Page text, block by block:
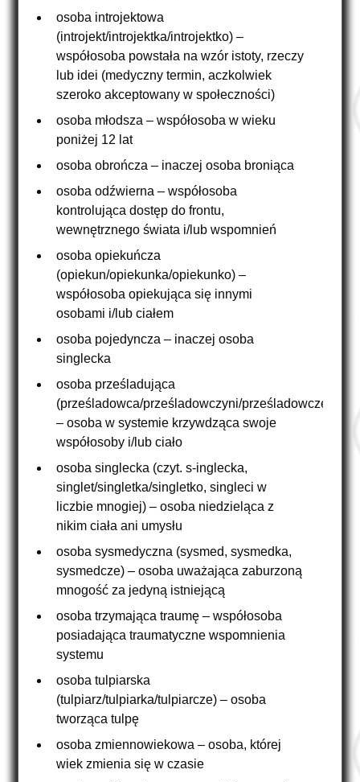
osoba introjektowa
(introjekt/introjektka/introjektko) –
współosoba powstała na wzór istoty, rzeczy
lub idei (medyczny termin, aczkolwiek
szeroko akceptowany w społeczności)
osoba młodsza – współosoba w wieku
poniżej 12 lat
osoba obrończa – inaczej osoba broniąca
osoba odźwierna – współosoba
kontrolująca dostęp do frontu,
wewnętrznego świata i/lub wspomnień
osoba opiekuńcza
(opiekun/opiekunka/opiekunko) –
współosoba opiekująca się innymi
osobami i/lub ciałem
osoba pojedyncza – inaczej osoba
singlecka
osoba prześladująca
(prześladowca/prześladowczyni/prześladowcze)
– osoba w systemie krzywdząca swoje
współosoby i/lub ciało
osoba singlecka (czyt. s-inglecka,
singlet/singletka/singletko, singleci w
liczbie mnogiej) – osoba niedzieląca z
nikim ciała ani umysłu
osoba sysmedyczna (sysmed, sysmedka,
sysmedcze) – osoba uważająca zaburzoną
mnogość za jedyną istniejącą
osoba trzymająca traumę – współosoba
posiadająca traumatyczne wspomnienia
systemu
osoba tulpiarska
(tulpiarz/tulpiarka/tulpiarcze) – osoba
tworząca tulpę
osoba zmiennowiekowa – osoba, której
wiek zmienia się w czasie